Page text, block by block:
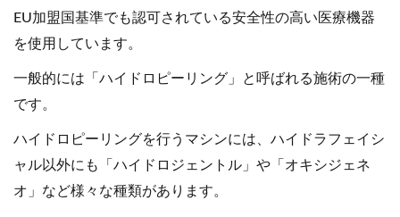
EU加盟国基準でも認可されている安全性の高い医療機器
を使用しています。
一般的には「ハイドロピーリング」と呼ばれる施術の一種
です。
ハイドロピーリングを行うマシンには、ハイドラフェイシ
ャル以外にも「ハイドロジェントル」や「オキシジェネ
オ」など様々な種類があります。